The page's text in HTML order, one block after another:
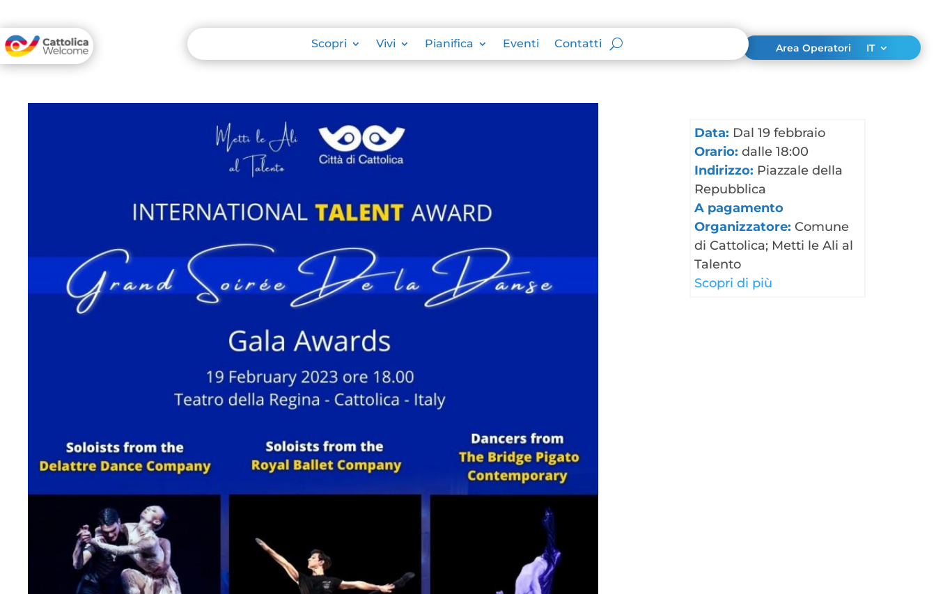
Scopri Vivi Pianifica Eventi Contatti Area Operatori IT
Data: Dal 19 febbraio
Orario: dalle 18:00
Indirizzo: Piazzale della
Repubblica
A pagamento
Organizzatore: Comune
di Cattolica; Metti le Ali al
Talento
Scopri di più